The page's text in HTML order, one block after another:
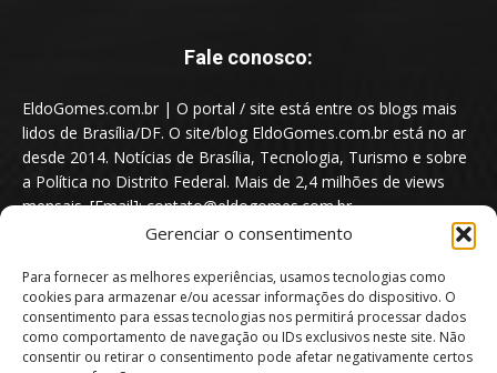
Gerenciar o consentimento
Para fornecer as melhores experiências, usamos tecnologias como
cookies para armazenar e/ou acessar informações do dispositivo. O
consentimento para essas tecnologias nos permitirá processar dados
como comportamento de navegação ou IDs exclusivos neste site. Não
consentir ou retirar o consentimento pode afetar negativamente certos
Fale conosco:
EldoGomes.com.br | O portal / site está entre os blogs mais
lidos de Brasília/DF. O site/blog EldoGomes.com.br está no ar
desde 2014. Notícias de Brasília, Tecnologia, Turismo e sobre
a Política no Distrito Federal. Mais de 2,4 milhões de views
mensais. [Email]: contato@eldogomes.com.br